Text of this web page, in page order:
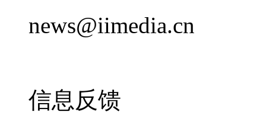
news@iimedia.cn
信息反馈